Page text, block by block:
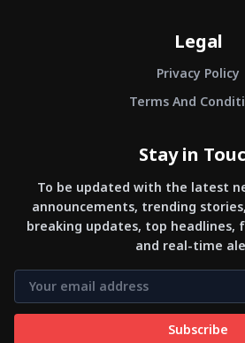
Legal
Privacy Policy
Terms And
Stay in
To be updated with the latest
announcements, trending
breaking updates, top headlines,
and real-time
Subscribe